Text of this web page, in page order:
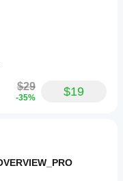
$29
-35% $19